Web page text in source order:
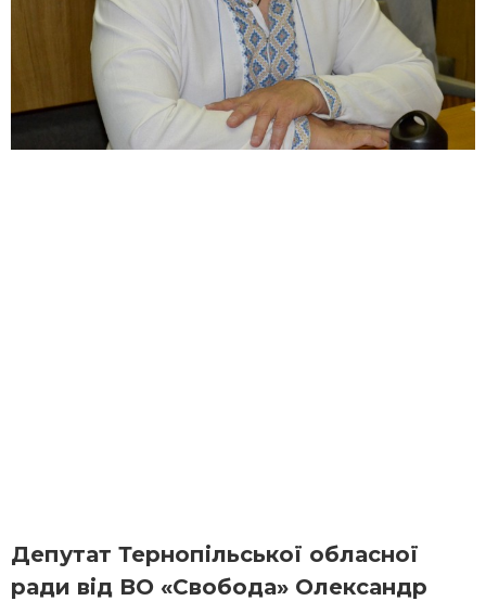
Депутат Тернопільської обласної
ради від ВО «Свобода» Олександр